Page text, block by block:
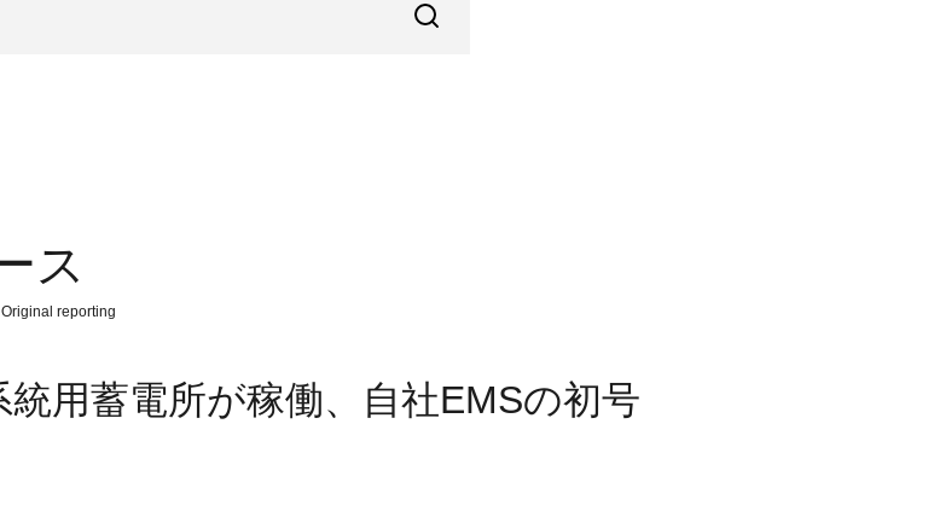
ス
reporting
統用蓄電所が稼働、自社EMSの初号